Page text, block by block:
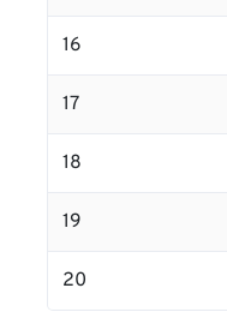
16
17
18
19
20